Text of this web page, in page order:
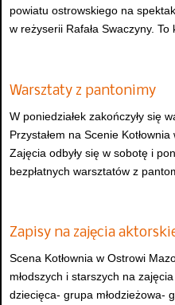
powiatu ostrowskiego na
w reżyserii Rafała Swaczyny. To
Warsztaty z pantonimy
W poniedziałek zakończyły się
Przystałem na Scenie
Zajęcia odbyły się w sobotę i
bezpłatnych warsztatów z
Zapisy na zajęcia
Scena Kotłownia w Ostrowi
młodszych i starszych na
dziecięca- grupa młodzieżowa-